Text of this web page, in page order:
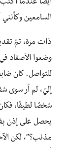
أيضًا عندما أكتب
السامعين
ذات مرة، تمّ
وضعوا الأصفاد
للتواصل. كان
إليّ، لم أر سوى
شخصًا لطيفًا،
يحصل على إذن
مذنب؟”، لكن